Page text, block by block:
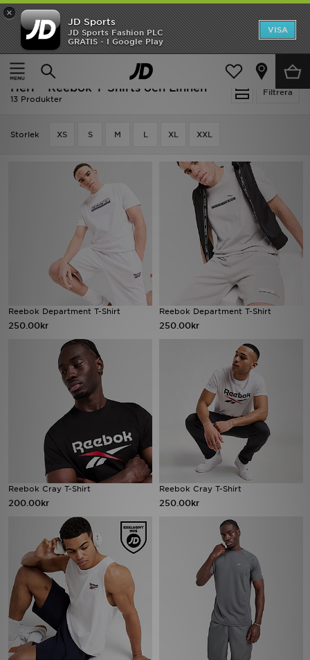
×
JD Sports
JD Sports Fashion PLC
GRATIS - I Google Play
VISA
Ny termin, ny stil Essentials för skolstarten
Hem
Herr Herrkläder T-Shirts och Linnen
Filtrera
Herr - Reebok T-Shirts och Linnen
13 Produkter
Storlek XS S M L XL XXL
Reebok Department T-Shirt
250.00kr
Reebok Department T-Shirt
250.00kr
Reebok Cray T-Shirt
200.00kr
Reebok Cray T-Shirt
250.00kr
Hem
Rea
Nyheter
Fotboll
Ladda ner appen
Mina meddelanden
Kundservice
JD Blogg